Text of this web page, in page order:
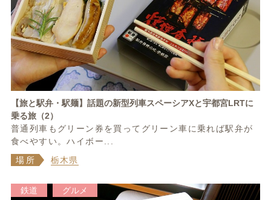
【旅と駅弁・駅麺】話題の新型列車スペーシアXと宇都宮LRTに
乗る旅（2）
普通列車もグリーン券を買ってグリーン車に乗れば駅弁が
食べやすい。ハイボー...
場所
栃木県
鉄道 グルメ